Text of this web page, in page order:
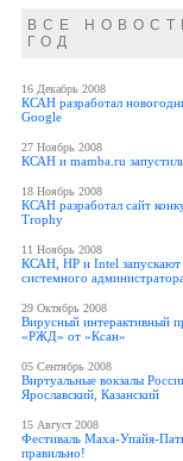
ВСЕ
ГОД
16 Декабрь 2008
КСАН разработал
Google
27 Ноябрь 2008
КСАН и mamba.ru
18 Ноябрь 2008
КСАН разработал сайт
Trophy
11 Ноябрь 2008
КСАН, HP и Intel запускают
системного
29 Октябрь 2008
Вирусный интерактивный
«РЖД» от «Ксан»
05 Сентябрь 2008
Виртуальные вокзалы
Ярославский, Казанский
15 Август 2008
Фестиваль Маха-Упайя-
правильно!